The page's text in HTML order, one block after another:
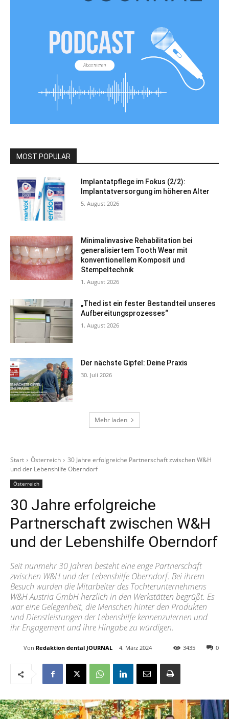
MOST POPULAR
Implantatpflege im Fokus (2/2):
Implantatversorgung im höheren Alter
5. August 2026
Minimalinvasive Rehabilitation bei
generalisiertem Tooth Wear mit
konventionellem Komposit und
Stempeltechnik
1. August 2026
„Thed ist ein fester Bestandteil unseres
Aufbereitungsprozesses“
1. August 2026
Der nächste Gipfel: Deine Praxis
30. Juli 2026
Mehr laden